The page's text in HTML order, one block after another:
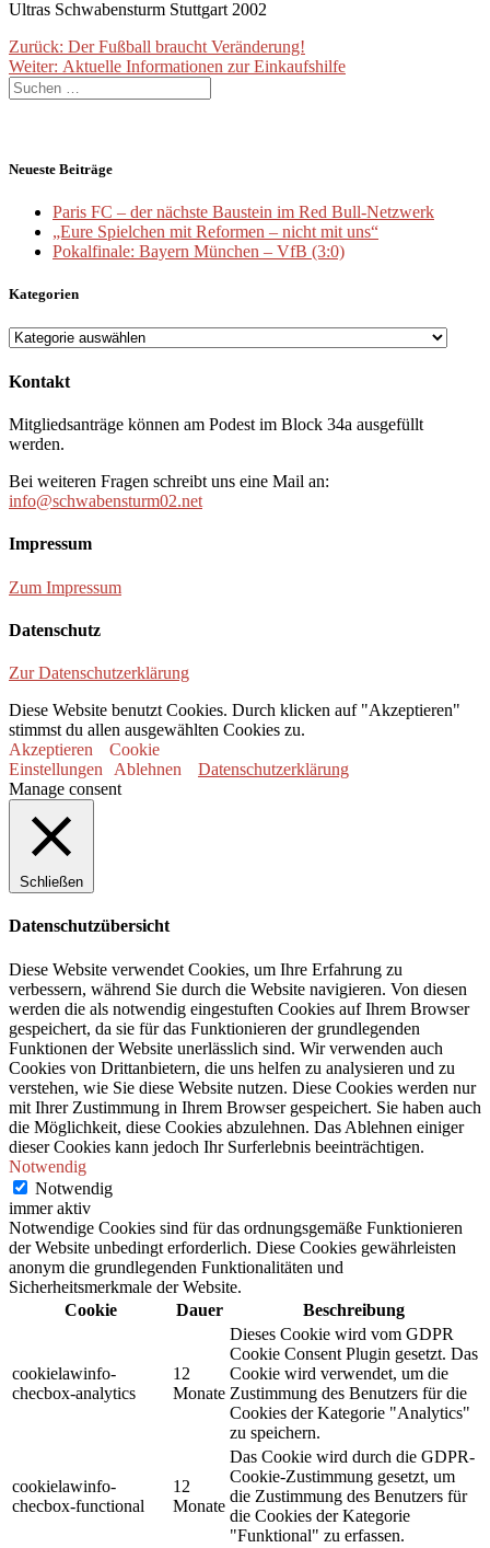
Ultras Schwabensturm Stuttgart 2002
Beitragsnavigation
Zurück: Vorheriger
Beitrag:
Der Fußball braucht Veränderung!
Weiter: Nächster
Aktuelle Informationen zur Einkaufshilfe
Suche
nach:
Neueste Beiträge
Paris FC – der nächste Baustein im Red Bull-Netzwerk
„Eure Spielchen mit Reformen – nicht mit uns“
Pokalfinale: Bayern München – VfB (3:0)
Kategorien
Kategorien
Kontakt
Mitgliedsanträge können am Podest im Block 34a ausgefüllt
werden.
Bei weiteren Fragen schreibt uns eine Mail an:
info@schwabensturm02.net
Impressum
Zum Impressum
Datenschutz
Zur Datenschutzerklärung
Diese Website benutzt Cookies. Durch klicken auf "Akzeptieren"
stimmst du allen ausgewählten Cookies zu.
Akzeptieren
Cookie
Einstellungen
Ablehnen
Datenschutzerklärung
Manage consent
Schließen
Datenschutzübersicht
Diese Website verwendet Cookies, um Ihre Erfahrung zu
verbessern, während Sie durch die Website navigieren. Von diesen
werden die als notwendig eingestuften Cookies auf Ihrem Browser
gespeichert, da sie für das Funktionieren der grundlegenden
Funktionen der Website unerlässlich sind. Wir verwenden auch
Cookies von Drittanbietern, die uns helfen zu analysieren und zu
verstehen, wie Sie diese Website nutzen. Diese Cookies werden nur
mit Ihrer Zustimmung in Ihrem Browser gespeichert. Sie haben auch
die Möglichkeit, diese Cookies abzulehnen. Das Ablehnen einiger
dieser Cookies kann jedoch Ihr Surferlebnis beeinträchtigen.
Notwendig
Notwendig
immer aktiv
Notwendige Cookies sind für das ordnungsgemäße Funktionieren
der Website unbedingt erforderlich. Diese Cookies gewährleisten
anonym die grundlegenden Funktionalitäten und
Sicherheitsmerkmale der Website.
Cookie
Dauer Beschreibung
cookielawinfo-
checbox-analytics
12
Monate
Dieses Cookie wird vom GDPR
Cookie Consent Plugin gesetzt. Das
Cookie wird verwendet, um die
Zustimmung des Benutzers für die
Cookies der Kategorie "Analytics"
zu speichern.
cookielawinfo-
checbox-functional
12
Monate
Das Cookie wird durch die GDPR-
Cookie-Zustimmung gesetzt, um
die Zustimmung des Benutzers für
die Cookies der Kategorie
"Funktional" zu erfassen.